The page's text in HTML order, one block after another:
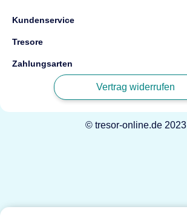
Kundenservice
Tresore
Zahlungsarten
Vertrag widerrufen
© tresor-online.de 2023